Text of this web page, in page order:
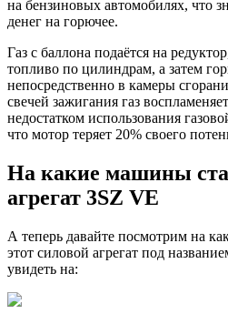
на бензиновых автомобилях, что
денег на горючее.
Газ с баллона подаётся на
топливо по цилиндрам, а затем
непосредственно в камеры
свечей зажигания газ
недостатком использования
что мотор теряет 20% своего
На какие машины
агрегат 3SZ VE
А теперь давайте посмотрим на
этот силовой агрегат под
увидеть на: